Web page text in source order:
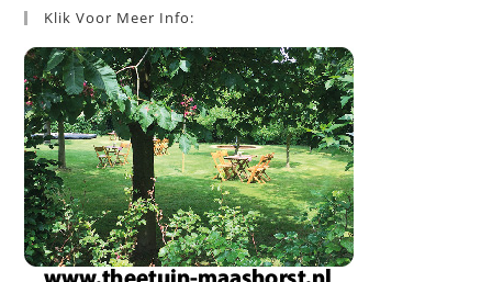
Klik Voor Meer Info: